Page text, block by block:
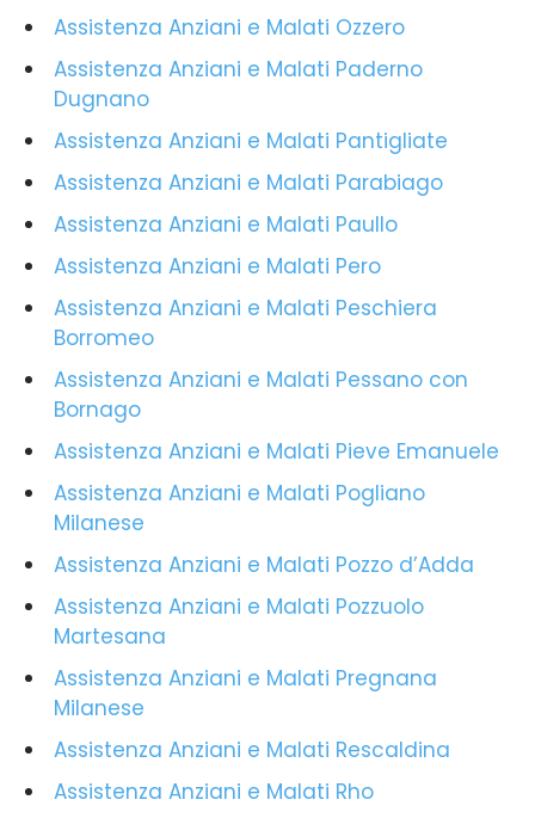
Assistenza Anziani e Malati Ozzero
Assistenza Anziani e Malati Paderno
Dugnano
Assistenza Anziani e Malati Pantigliate
Assistenza Anziani e Malati Parabiago
Assistenza Anziani e Malati Paullo
Assistenza Anziani e Malati Pero
Assistenza Anziani e Malati Peschiera
Borromeo
Assistenza Anziani e Malati Pessano con
Bornago
Assistenza Anziani e Malati Pieve Emanuele
Assistenza Anziani e Malati Pogliano
Milanese
Assistenza Anziani e Malati Pozzo d’Adda
Assistenza Anziani e Malati Pozzuolo
Martesana
Assistenza Anziani e Malati Pregnana
Milanese
Assistenza Anziani e Malati Rescaldina
Assistenza Anziani e Malati Rho